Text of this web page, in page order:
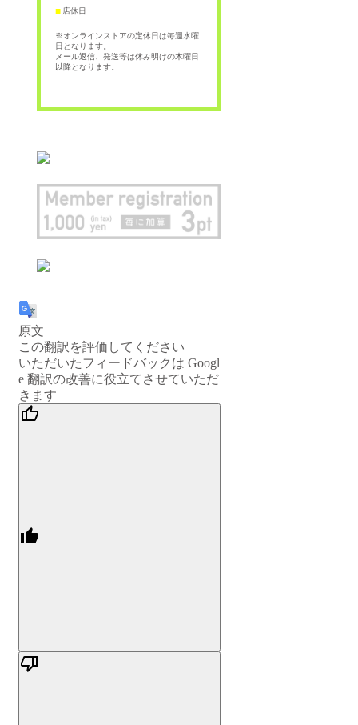
■ 店休日
※オンラインストアの定休日は毎週水曜
日となります。
メール返信、発送等は休み明けの木曜日
以降となります。
原文
この翻訳を評価してください
いただいたフィードバックは Googl
e 翻訳の改善に役立てさせていただ
きます